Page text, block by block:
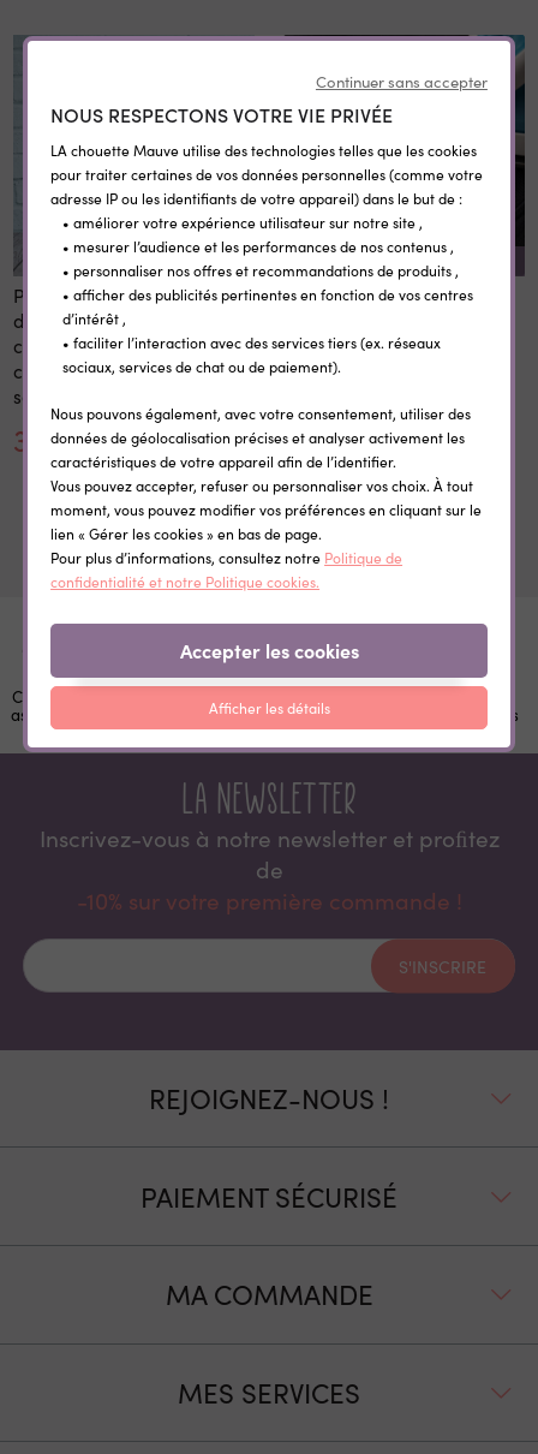
Panneau 1er et dernier jour
d'école personnalisé 20x28
cm en bois réutilisable avec
craie prénom rentrée
scolaire
30,00 €
REMISE SUR LA QUANTITÉ
Etiquettes vêtement
thermocollantes Little Wild
0,35 €
Conseils &
assistance
à partir de 60,00 €
Atelier
français
La newsletter
Inscrivez-vous à notre newsletter et proﬁtez
de
-10% sur votre première commande !
S'INSCRIRE
REJOIGNEZ-NOUS !
PAIEMENT SÉCURISÉ
MA COMMANDE
MES SERVICES
Continuer sans accepter
NOUS RESPECTONS VOTRE VIE PRIVÉE
LA chouette Mauve utilise des technologies telles que les cookies
pour traiter certaines de vos données personnelles (comme votre
adresse IP ou les identifiants de votre appareil) dans le but de :
• améliorer votre expérience utilisateur sur notre site ,
• mesurer l’audience et les performances de nos contenus ,
• personnaliser nos offres et recommandations de produits ,
• afficher des publicités pertinentes en fonction de vos centres
d’intérêt ,
• faciliter l’interaction avec des services tiers (ex. réseaux
sociaux, services de chat ou de paiement).
Nous pouvons également, avec votre consentement, utiliser des
données de géolocalisation précises et analyser activement les
caractéristiques de votre appareil afin de l’identifier.
Vous pouvez accepter, refuser ou personnaliser vos choix. À tout
moment, vous pouvez modifier vos préférences en cliquant sur le
lien « Gérer les cookies » en bas de page.
Pour plus d’informations, consultez notre Politique de
confidentialité et notre Politique cookies.
Accepter les cookies
Afficher les détails